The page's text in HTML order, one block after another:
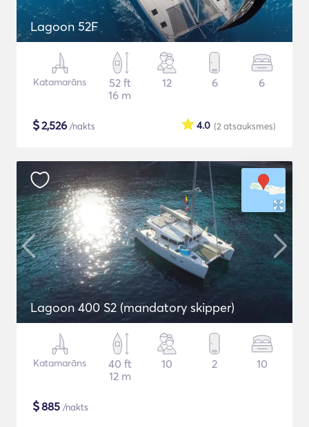
Lagoon 52F
Katamarāns
52 ft
16 m
12 6 6
$2,526 /nakts (2 atsauksmes)
4.0
Lagoon 400 S2 (mandatory skipper)
Katamarāns
40 ft
12 m
10 2 10
$885 /nakts